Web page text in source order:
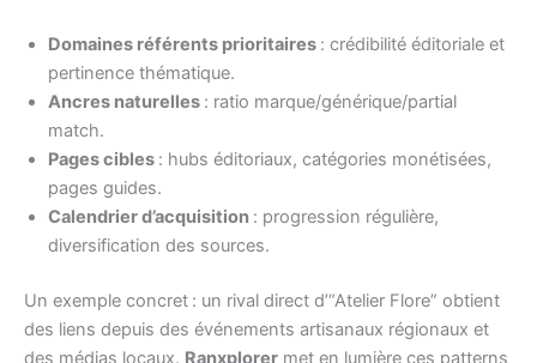
Domaines référents prioritaires : crédibilité éditoriale et
pertinence thématique.
Ancres naturelles : ratio marque/générique/partial
match.
Pages cibles : hubs éditoriaux, catégories monétisées,
pages guides.
Calendrier d’acquisition : progression régulière,
diversification des sources.
Un exemple concret : un rival direct d’“Atelier Flore” obtient
des liens depuis des événements artisanaux régionaux et
des médias locaux. Ranxplorer met en lumière ces patterns